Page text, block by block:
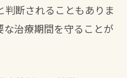
接骨院の活用事例を
断されることもありま
な治療期間を守ることが